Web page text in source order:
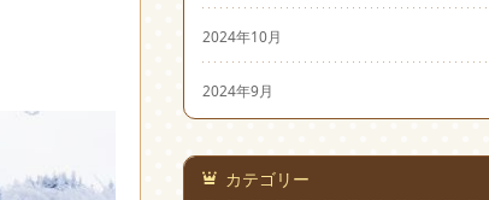
2024年10月
2024年9月
カテゴリー